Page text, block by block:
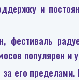
и
фестиваль
популярен и
его